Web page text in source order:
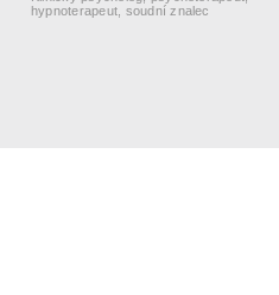
hypnoterapeut, soudní znalec